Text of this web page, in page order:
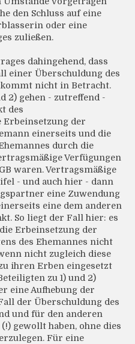
den Schluss auf eine
oder eine
zuließen.
dahingehend, dass
einer Überschuldung des
nicht in Betracht.
2) gehen - zutreffend -
des
Erbeinsetzung der
einerseits und die
durch die
Verfügungen
waren. Vertragsmäßige
- und auch hier - dann
eine Zuwendung
eine dem anderen
So liegt der Fall hier: es
Erbeinsetzung der
des Ehemannes nicht
nicht zugleich diese
ihren Erben eingesetzt
zu 1) und 2)
eine Aufhebung der
der Überschuldung des
und für den anderen
gewollt haben, ohne dies
Für eine